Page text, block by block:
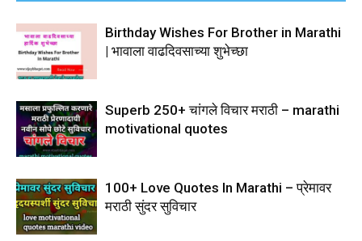
Birthday Wishes For Brother in Marathi
| भावाला वाढदिवसाच्या शुभेच्छा
Superb 250+ चांगले विचार मराठी – marathi
motivational quotes
100+ Love Quotes In Marathi – प्रेमावर
मराठी सुंदर सुविचार